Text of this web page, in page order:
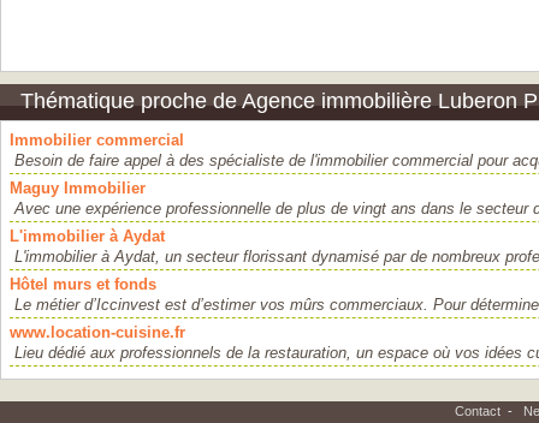
Thématique proche de Agence immobilière Luberon
Immobilier commercial
Besoin de faire appel à des spécialiste de l'immobilier commercial pour
Maguy Immobilier
Avec une expérience professionnelle de plus de vingt ans dans le secteur
L'immobilier à Aydat
L'immobilier à Aydat, un secteur florissant dynamisé par de nombreux
Hôtel murs et fonds
Le métier d’Iccinvest est d’estimer vos mûrs commerciaux. Pour
www.location-cuisine.fr
Lieu dédié aux professionnels de la restauration, un espace où vos idées
Contact-